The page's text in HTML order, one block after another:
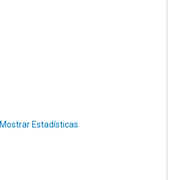
Mostrar Estadísticas